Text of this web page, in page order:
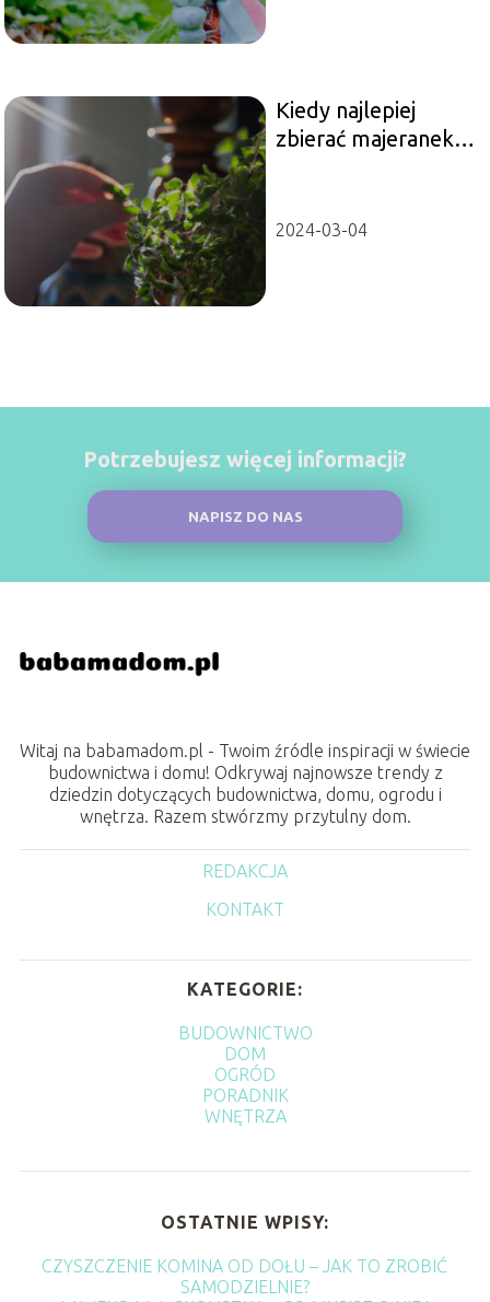
Kiedy najlepiej
zbierać majeranek
2024-03-04
Potrzebujesz więcej informacji?
NAPISZ DO NAS
Witaj na babamadom.pl - Twoim źródle inspiracji w świecie
budownictwa i domu! Odkrywaj najnowsze trendy z
dziedzin dotyczących budownictwa, domu, ogrodu i
wnętrza. Razem stwórzmy przytulny dom.
REDAKCJA
KONTAKT
KATEGORIE:
BUDOWNICTWO
DOM
OGRÓD
PORADNIK
WNĘTRZA
OSTATNIE WPISY:
CZYSZCZENIE KOMINA OD DOŁU – JAK TO ZROBIĆ
SAMODZIELNIE?